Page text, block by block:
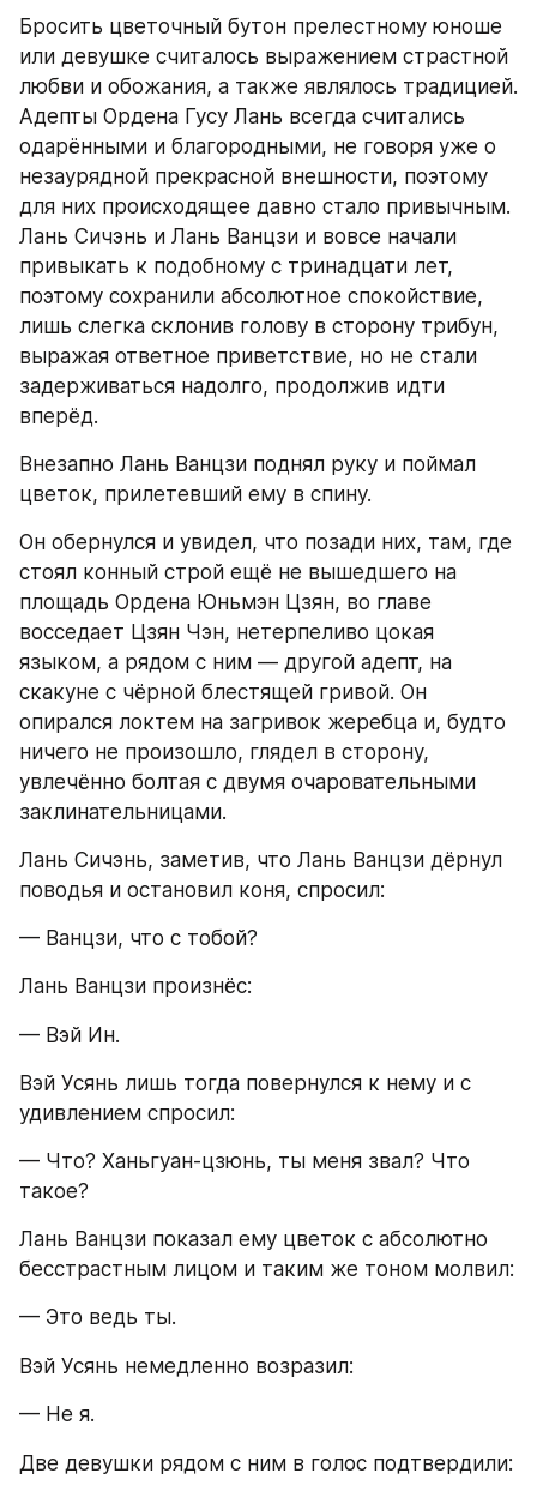
Бросить цветочный бутон прелестному юноше
или девушке считалось выражением страстной
любви и обожания, а также являлось традицией.
Адепты Ордена Гусу Лань всегда считались
одарёнными и благородными, не говоря уже о
незаурядной прекрасной внешности, поэтому
для них происходящее давно стало привычным.
Лань Сичэнь и Лань Ванцзи и вовсе начали
привыкать к подобному с тринадцати лет,
поэтому сохранили абсолютное спокойствие,
лишь слегка склонив голову в сторону трибун,
выражая ответное приветствие, но не стали
задерживаться надолго, продолжив идти
вперёд.
Внезапно Лань Ванцзи поднял руку и поймал
цветок, прилетевший ему в спину.
Он обернулся и увидел, что позади них, там, где
стоял конный строй ещё не вышедшего на
площадь Ордена Юньмэн Цзян, во главе
восседает Цзян Чэн, нетерпеливо цокая
языком, а рядом с ним — другой адепт, на
скакуне с чёрной блестящей гривой. Он
опирался локтем на загривок жеребца и, будто
ничего не произошло, глядел в сторону,
увлечённо болтая с двумя очаровательными
заклинательницами.
Лань Сичэнь, заметив, что Лань Ванцзи дёрнул
поводья и остановил коня, спросил:
— Ванцзи, что с тобой?
Лань Ванцзи произнёс:
— Вэй Ин.
Вэй Усянь лишь тогда повернулся к нему и с
удивлением спросил:
— Что? Ханьгуан-цзюнь, ты меня звал? Что
такое?
Лань Ванцзи показал ему цветок с абсолютно
бесстрастным лицом и таким же тоном молвил:
— Это ведь ты.
Вэй Усянь немедленно возразил:
— Не я.
Две девушки рядом с ним в голос подтвердили: